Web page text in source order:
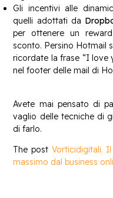
Gli incentivi alle
quelli adottati da
per ottenere un
sconto. Persino Hotmail
ricordate la frase “I love
nel footer delle mail di
Avete mai pensato di
vaglio delle tecniche di
di farlo.
The post Vorticidigitali.
massimo dal business